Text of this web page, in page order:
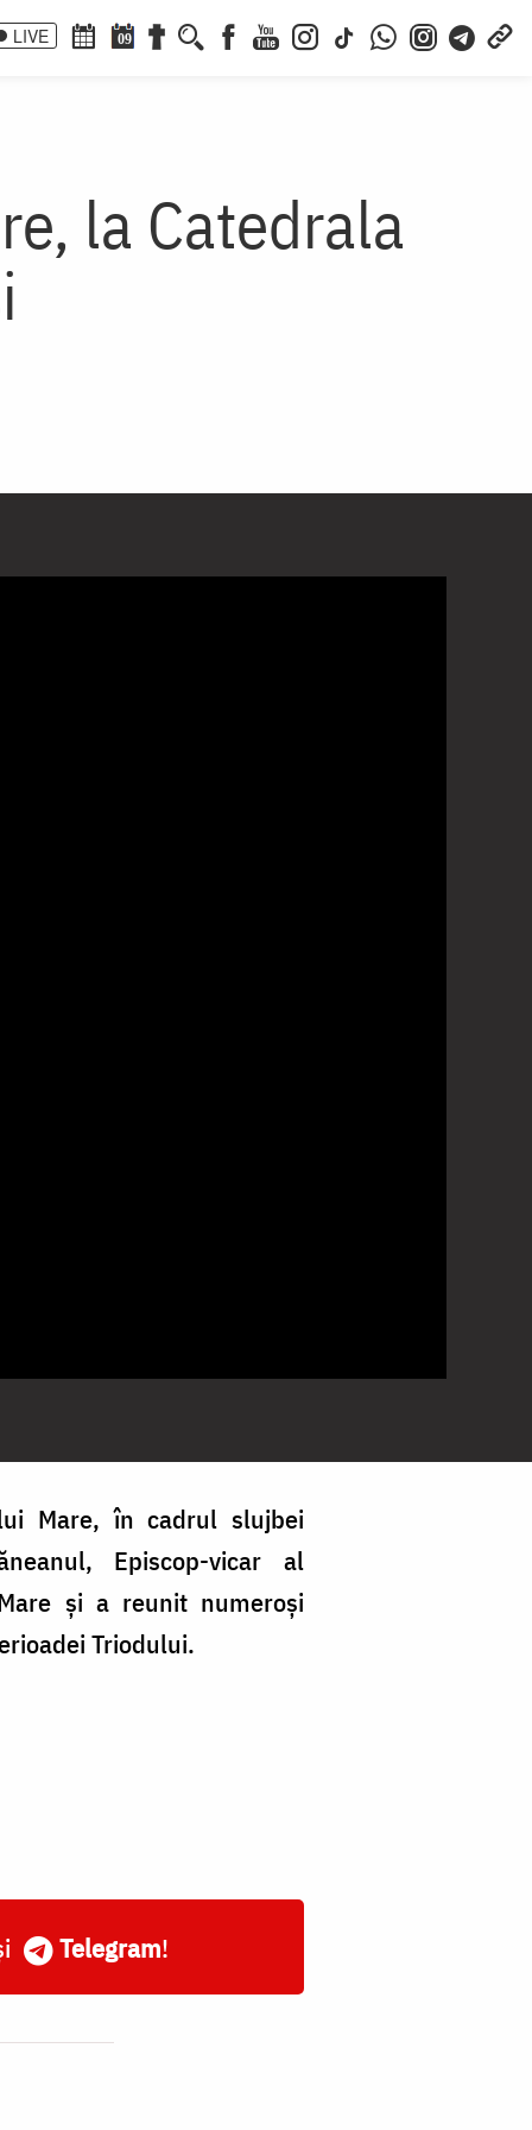
LIVE 09
la Catedrala
Mare, în cadrul slujbei
Episcop-vicar al
și a reunit numeroși
Triodului.
Telegram!